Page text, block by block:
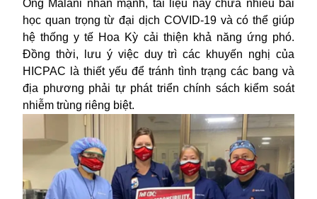
Ông Malani nhấn mạnh, tài liệu này chứa nhiều bài
học quan trọng từ đại dịch COVID-19 và có thể giúp
hệ thống y tế Hoa Kỳ cải thiện khả năng ứng phó.
Đồng thời, lưu ý việc duy trì các khuyến nghị của
HICPAC là thiết yếu để tránh tình trạng các bang và
địa phương phải tự phát triển chính sách kiểm soát
nhiễm trùng riêng biệt.